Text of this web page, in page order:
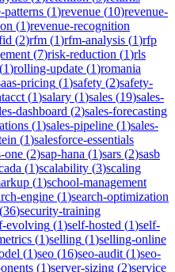
patterns (1)revenue (10)revenue-
(1)revenue-recognition
(2)rfm (1)rfm-analysis (1)rfp
(7)risk-reduction (1)rls
(1)rolling-update (1)romania
pricing (1)safety (2)safety-
(1)salary (1)sales (19)sales-
dashboard (2)sales-forecasting
(1)sales-pipeline (1)sales-
(1)salesforce-essentials
one (2)sap-hana (1)sars (2)sasb
(1)scalability (3)scaling
(1)school-management
engine (1)search-optimization
(36)security-training
evolving (1)self-hosted (1)self-
(1)selling (1)selling-online
(1)seo (16)seo-audit (1)seo-
(1)server-sizing (2)service